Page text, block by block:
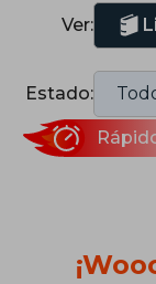
Ver:
Estado: